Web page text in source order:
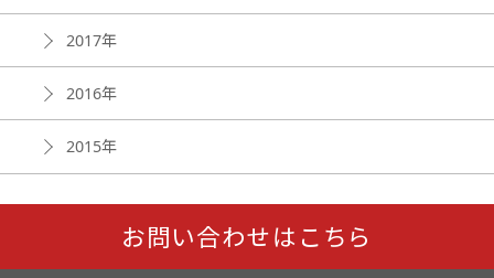
2017年
2016年
2015年
お問い合わせはこちら